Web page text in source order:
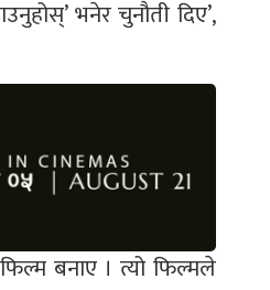
भनेर चुनौती दिए’,
बनाए । त्यो फिल्मले